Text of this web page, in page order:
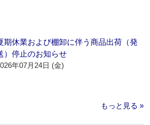
期休業および棚卸に伴う商品出荷（発
）停止のお知らせ
年07月24日 (金)
もっと見る »